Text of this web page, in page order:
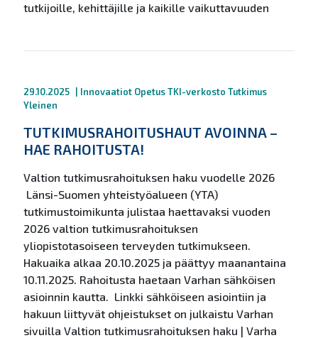
tutkijoille, kehittäjille ja kaikille vaikuttavuuden
29.10.2025 Innovaatiot OpetusTKI-verkosto Tutkimus
Yleinen
TUTKIMUSRAHOITUSHAUT AVOINNA –
HAE RAHOITUSTA!
Valtion tutkimusrahoituksen haku vuodelle 2026
Länsi-Suomen yhteistyöalueen (YTA)
tutkimustoimikunta julistaa haettavaksi vuoden
2026 valtion tutkimusrahoituksen
yliopistotasoiseen terveyden tutkimukseen.
Hakuaika alkaa 20.10.2025 ja päättyy maanantaina
10.11.2025. Rahoitusta haetaan Varhan sähköisen
asioinnin kautta. Linkki sähköiseen asiointiin ja
hakuun liittyvät ohjeistukset on julkaistu Varhan
sivuilla Valtion tutkimusrahoituksen haku | Varha